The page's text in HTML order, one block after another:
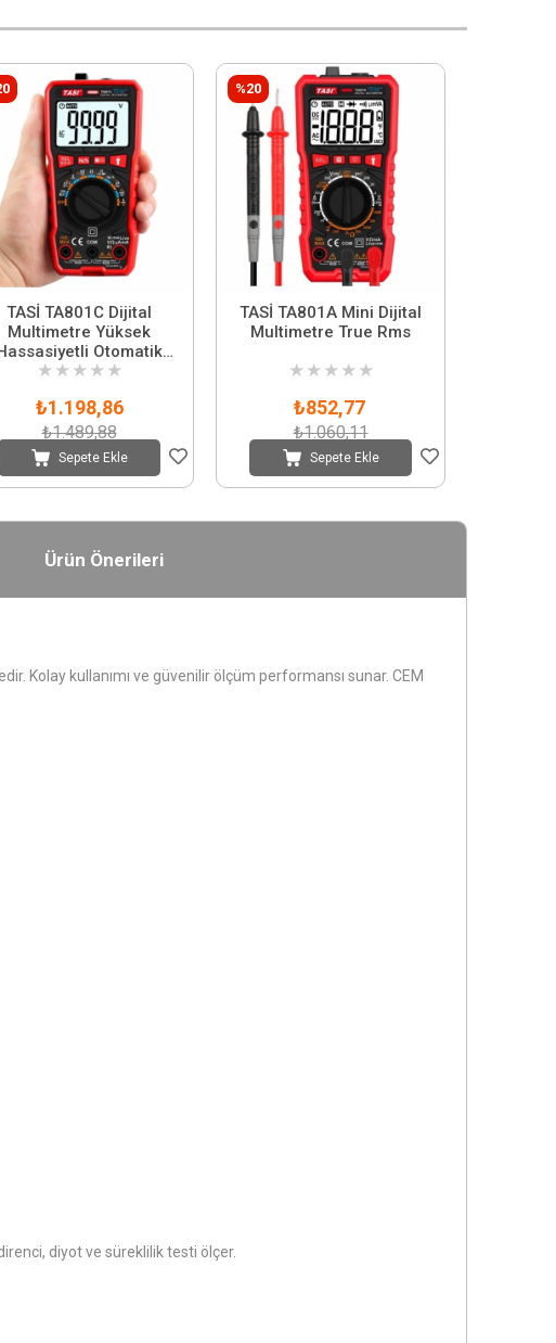
TASİ TA801C Dijital
Multimetre Yüksek
Otomatik
True RMS
★ ★ ★ ★ ★
₺1.198,86
₺1.489,88
Sepete Ekle
TASİ TA801A Mini Dijital
Multimetre True Rms
★ ★ ★ ★ ★
₺852,77
₺1.060,11
Sepete Ekle
%20
Ürün Önerileri
Kolay kullanımı ve güvenilir ölçüm performansı sunar. CEM
diyot ve süreklilik testi ölçer.